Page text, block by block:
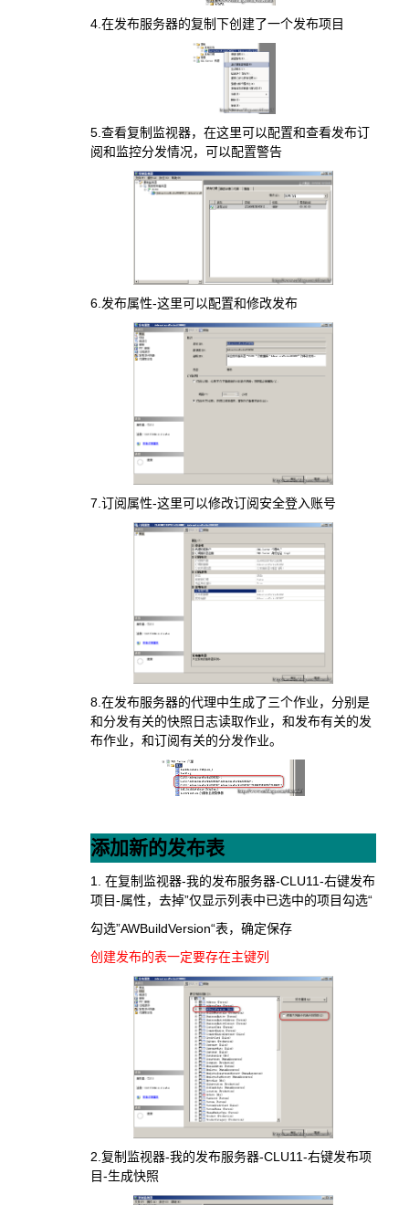
4.在发布服务器的复制下创建了一个发布项目
5.查看复制监视器，在这里可以配置和查看发布订
阅和监控分发情况，可以配置警告
6.发布属性-这里可以配置和修改发布
7.订阅属性-这里可以修改订阅安全登入账号
8.在发布服务器的代理中生成了三个作业，分别是
和分发有关的快照日志读取作业，和发布有关的发
布作业，和订阅有关的分发作业。
添加新的发布表
1. 在复制监视器-我的发布服务器-CLU11-右键发布
项目-属性，去掉”仅显示列表中已选中的项目勾选“
勾选”AWBuildVersion“表，确定保存
创建发布的表一定要存在主键列
2.复制监视器-我的发布服务器-CLU11-右键发布项
目-生成快照